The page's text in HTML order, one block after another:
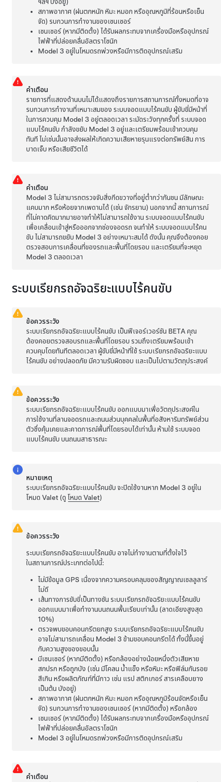
สภาพอากาศ (ฝนตกหนัก หิมะ หมอก หรืออุณหภูมิที่ร้อนหรือเย็น
จัด) รบกวนการทำงานของเซนเซอร์
เซนเซอร์ (หากมีติดตั้ง) ได้รับผลกระทบจากเครื่องมือหรืออุปกรณ์
ไฟฟ้าที่ปล่อยคลื่นอัลตราโซนิก
Model 3 อยู่ในโหมดรถพ่วงหรือมีการติดอุปกรณ์เสริม
คำเตือน
รายการที่แสดงด้านบนไม่ได้แสดงถึงรายการสถานการณ์ทั้งหมดที่อาจ
รบกวนการทำงานที่เหมาะสมของระบบจอดแบบไร้คนขับ ผู้ขับขี่มีหน้าที่
ในการควบคุม Model 3 อยู่ตลอดเวลา ระมัดระวังทุกครั้งที่ระบบจอด
แบบไร้คนขับ กำลังขยับ Model 3 อยู่และเตรียมพร้อมเข้าควบคุม
ทันที ไม่เช่นนั้นอาจส่งผลให้เกิดความเสียหายรุนแรงต่อทรัพย์สิน การ
บาดเจ็บ หรือเสียชีวิตได้
คำเตือน
Model 3 ไม่สามารถตรวจจับสิ่งกีดขวางที่อยู่ต่ำกว่ากันชน มีลักษณะ
แคบมาก หรือห้อยจากเพดานได้ (เช่น จักรยาน) นอกจากนี้ สถานการณ์
ที่ไม่คาดคิดมากมายอาจทำให้ไม่สามารถใช้งานระบบจอดแบบไร้คนขับ
เพื่อเคลื่อนเข้าสู่หรือออกจากช่องจอดรถ จนทำให้ระบบจอดแบบไร้คน
ขับ ไม่สามารถขยับ Model 3 อย่างเหมาะสมได้ ดังนั้น คุณจึงต้องคอย
ตรวจสอบการเคลื่อนที่ของรถและพื้นที่โดยรอบ และเตรียมที่จะหยุด
Model 3 ตลอดเวลา
ระบบเรียกรถอัจฉริยะแบบไร้คนขับ
ข้อควรระวัง
ระบบเรียกรถอัจฉริยะแบบไร้คนขับ เป็นฟีเจอร์เวอร์ชัน BETA คุณ
ต้องคอยตรวจสอบรถและพื้นที่โดยรอบ รวมถึงเตรียมพร้อมเข้า
ควบคุมโดยทันทีตลอดเวลา ผู้ขับขี่มีหน้าที่ใช้ระบบเรียกรถอัจฉริยะแบบ
ไร้คนขับ อย่างปลอดภัย มีความรับผิดชอบ และเป็นไปตามวัตถุประสงค์
ข้อควรระวัง
ระบบเรียกรถอัจฉริยะแบบไร้คนขับ ออกแบบมาเพื่อวัตถุประสงค์ใน
การใช้งานที่ลานจอดรถและถนนส่วนบุคคลในพื้นที่อสังหาริมทรัพย์ส่วน
ตัวซึ่งคุ้นเคยและคาดการณ์พื้นที่โดยรอบได้เท่านั้น ห้ามใช้ระบบจอด
แบบไร้คนขับ บนถนนสาธารณะ
หมายเหตุ
ระบบเรียกรถอัจฉริยะแบบไร้คนขับ จะปิดใช้งานหาก Model 3 อยู่ใน
โหมด Valet (ดู โหมด Valet)
ข้อควรระวัง
ระบบเรียกรถอัจฉริยะแบบไร้คนขับ อาจไม่ทำงานตามที่ตั้งใจไว้
ในสถานการณ์ประเภทต่อไปนี้:
ไม่มีข้อมูล GPS เนื่องจากความครอบคลุมของสัญญาณเซลลูลาร์
ไม่ดี
เส้นทางการขับขี่เป็นทางชันระบบเรียกรถอัจฉริยะแบบไร้คนขับ
ออกแบบมาเพื่อทำงานบนถนนพื้นเรียบเท่านั้น (ลาดเอียงสูงสุด
10%)
ตรวจพบขอบคอนกรีตยกสูงระบบเรียกรถอัจฉริยะแบบไร้คนขับ
อาจไม่สามารถเคลื่อน Model 3 ข้ามขอบคอนกรีตได้ ทั้งนี้ขึ้นอยู่
กับความสูงของขอบนั้น
มีเซนเซอร์ (หากมีติดตั้ง) หรือกล้องอย่างน้อยหนึ่งตัวเสียหาย
สกปรก หรือถูกบัง (เช่น มีโคลน น้ำแข็ง หรือหิมะ หรือฟิล์มกันรอย
สีเกิน หรือผลิตภัณฑ์ที่มีกาว เช่น แรป สติกเกอร์ สารเคลือบยาง
เป็นต้น บังอยู่)
สภาพอากาศ (ฝนตกหนัก หิมะ หมอก หรืออุณหภูมิร้อนจัดหรือเย็น
จัด) รบกวนการทำงานของเซนเซอร์ (หากมีติดตั้ง) หรือกล้อง
เซนเซอร์ (หากมีติดตั้ง) ได้รับผลกระทบจากเครื่องมือหรืออุปกรณ์
ไฟฟ้าที่ปล่อยคลื่นอัลตราโซนิก
Model 3 อยู่ในโหมดรถพ่วงหรือมีการติดอุปกรณ์เสริม
คำเตือน